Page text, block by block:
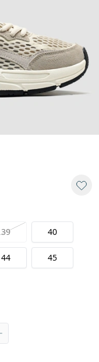
39 40
44 45